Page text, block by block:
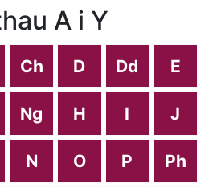
A i Y
Ch D Dd E
Ng H I J
N O P Ph